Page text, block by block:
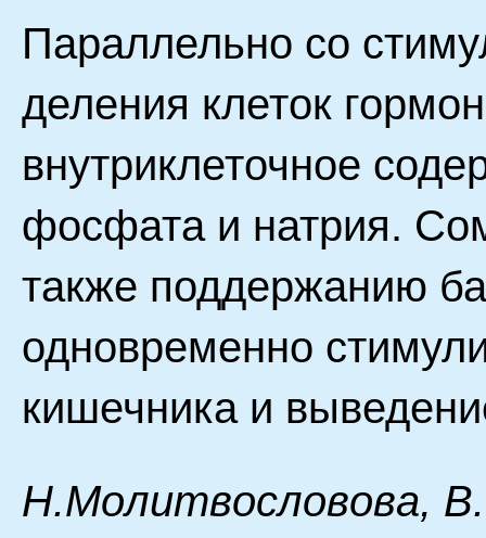
Параллельно со
деления клеток
внутриклеточное
фосфата и натрия.
также поддержанию
одновременно
кишечника и
H.Moлитвocлoвoвa,